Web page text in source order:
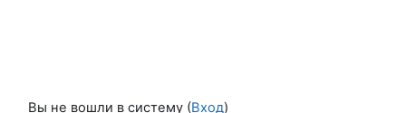
Вы не вошли в систему (Вход)